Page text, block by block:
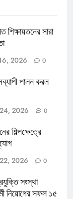
শিক্ষায়তনের সারা
2026 0
পালন করল
2026 0
শিল্পক্ষেত্রে
2026 0
সংস্থা
নিয়োগের সফল ১৫